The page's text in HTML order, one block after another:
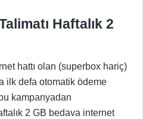
Haftalık 2
hattı olan (superbox hariç)
ilk defa otomatik ödeme
kampanyadan
2 GB bedava internet